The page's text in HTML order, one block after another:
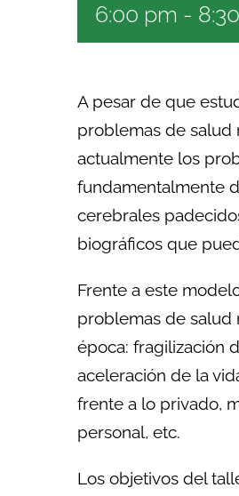
6:00 pm -
A pesar de que
problemas de salud
actualmente los
fundamentalmente
cerebrales
biográficos que
Frente a este
problemas de salud
época: fragilización
aceleración de la
frente a lo privado,
personal, etc.
Los objetivos del